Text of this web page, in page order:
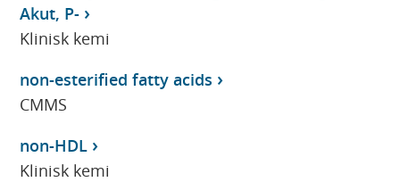
Akut, P-
Klinisk kemi
non-esterified fatty acids
CMMS
non-HDL
Klinisk kemi